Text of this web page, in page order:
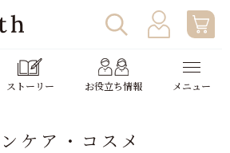
ストーリー お役立ち情報 メニュー
ログイン
新規会員登録
わたしの使い方
ケア・コスメ